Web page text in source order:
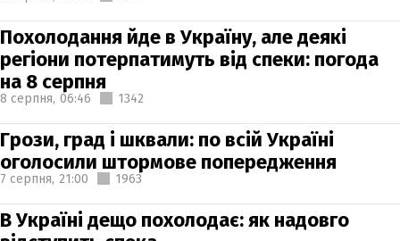
Похолодання йде в Україну, але деякі
регіони потерпатимуть від спеки: погода
на 8 серпня
8 серпня, 06:46 1342
Грози, град і шквали: по всій Україні
оголосили штормове попередження
7 серпня, 21:00 1963
В Україні дещо похолодає: як надовго